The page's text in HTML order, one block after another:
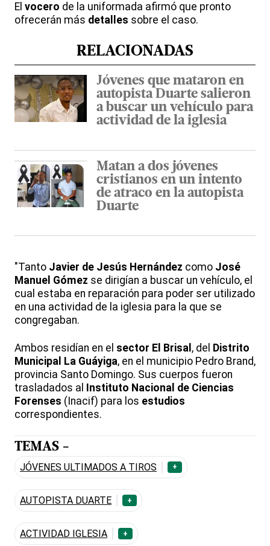
El vocero de la uniformada afirmó que pronto
ofrecerán más detalles sobre el caso.
RELACIONADAS
Jóvenes que mataron en
autopista Duarte salieron
a buscar un vehículo para
actividad de la iglesia
Matan a dos jóvenes
cristianos en un intento
de atraco en la autopista
Duarte
"Tanto Javier de Jesús Hernández como José
Manuel Gómez se dirigían a buscar un vehículo, el
cual estaba en reparación para poder ser utilizado
en una actividad de la iglesia para la que se
congregaban.
Ambos residían en el sector El Brisal , del Distrito
Municipal La Guáyiga, en el municipio Pedro Brand,
provincia Santo Domingo. Sus cuerpos fueron
trasladados al Instituto Nacional de Ciencias
Forenses (Inacif) para los estudios
correspondientes.
TEMAS -
JÓVENES ULTIMADOS A TIROS +
AUTOPISTA DUARTE +
ACTIVIDAD IGLESIA +